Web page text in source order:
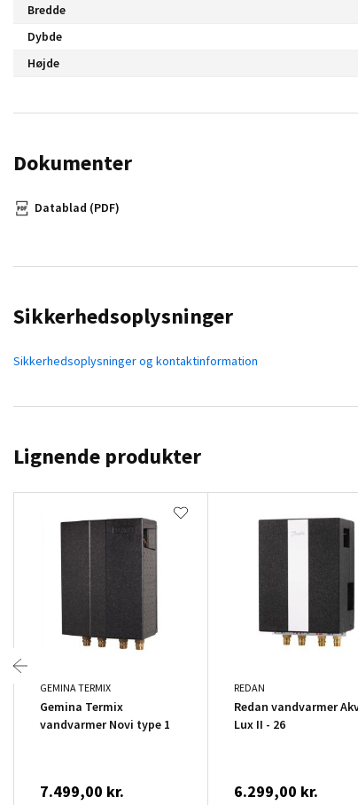
Bredde
Dybde
Højde
Dokumenter
Datablad (PDF)
Sikkerhedsoplysninger
Sikkerhedsoplysninger og kontaktinformation
Lignende produkter
GEMINA TERMIX
Gemina Termix
vandvarmer Novi type 1
7.499,00 kr.
REDAN
Redan vandvarmer
Lux II - 26
6.299,00 kr.